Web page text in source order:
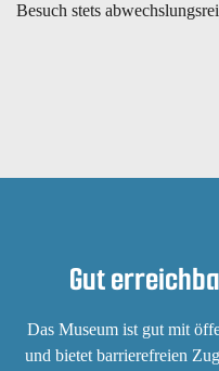
Besuch stets
Gut
Das Museum ist gut mit
und bietet barrierefreien